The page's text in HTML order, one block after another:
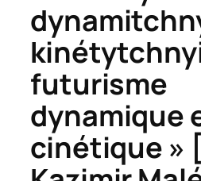
futurisme
dynamique
cinétique »